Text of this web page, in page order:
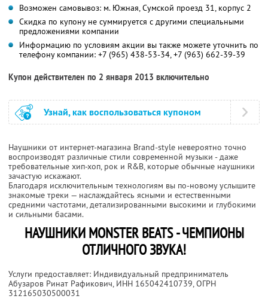
Возможен самовывоз: м. Южная, Сумской проезд 31, корпус 2
Скидка по купону не суммируется с другими специальными
предложениями компании
Информацию по условиям акции вы также можете уточнить по
телефону компании: +7 (965) 438-53-34, +7 (963) 662-39-39
Купон действителен по 2 января 2013 включительно
Узнай, как воспользоваться купоном
Наушники от интернет-магазина Brand-style невероятно точно
воспроизводят различные стили современной музыки - даже
требовательные хип-хоп, рок и R&B, которые обычные наушники
зачастую искажают.
Благодаря исключительным технологиям вы по-новому услышите
знакомые треки — наслаждайтесь ясными и естественными
средними частотами, детализированными высокими и глубокими
и сильными басами.
НАУШНИКИ MONSTER BEATS - ЧЕМПИОНЫ
ОТЛИЧНОГО ЗВУКА!
Услуги предоставляет: Индивидуальный предприниматель
Абузаров Ринат Рафикович, ИНН 165042410739, ОГРН
312165030500031